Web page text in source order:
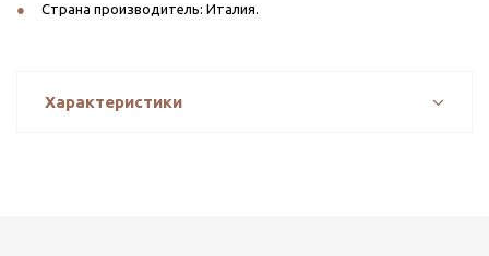
Страна производитель: Италия.
Характеристики